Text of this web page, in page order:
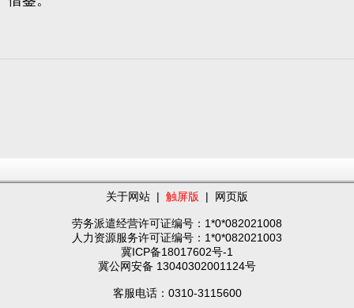
关于网站 | 触屏版 | 网页版
劳务派遣经营许可证编号：1*0*082021008
人力资源服务许可证编号：1*0*082021003
冀ICP备18017602号-1
冀公网安备 13040302001124号
客服电话：0310-3115600